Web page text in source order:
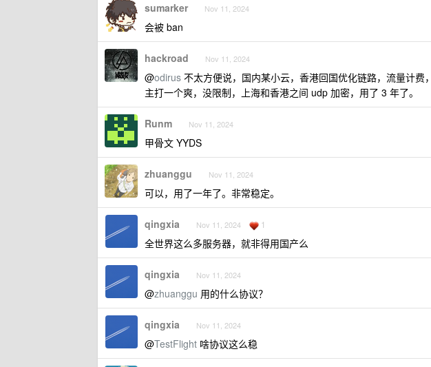
sumarker Nov 11, 2024
会被 ban
hackroad Nov 11, 2024
@odirus 不太方便说，国内某小云，香港回国优化链路，流量计费
主打一个爽，没限制，上海和香港之间 udp 加密，用了 3 年了。
Runm Nov 11, 2024
甲骨文 YYDS
zhuanggu Nov 11, 2024
可以，用了一年了。非常稳定。
qingxia Nov 11, 2024 1
全世界这么多服务器，就非得用国产么
qingxia Nov 11, 2024
@zhuanggu 用的什么协议？
qingxia Nov 11, 2024
@TestFlight 啥协议这么稳